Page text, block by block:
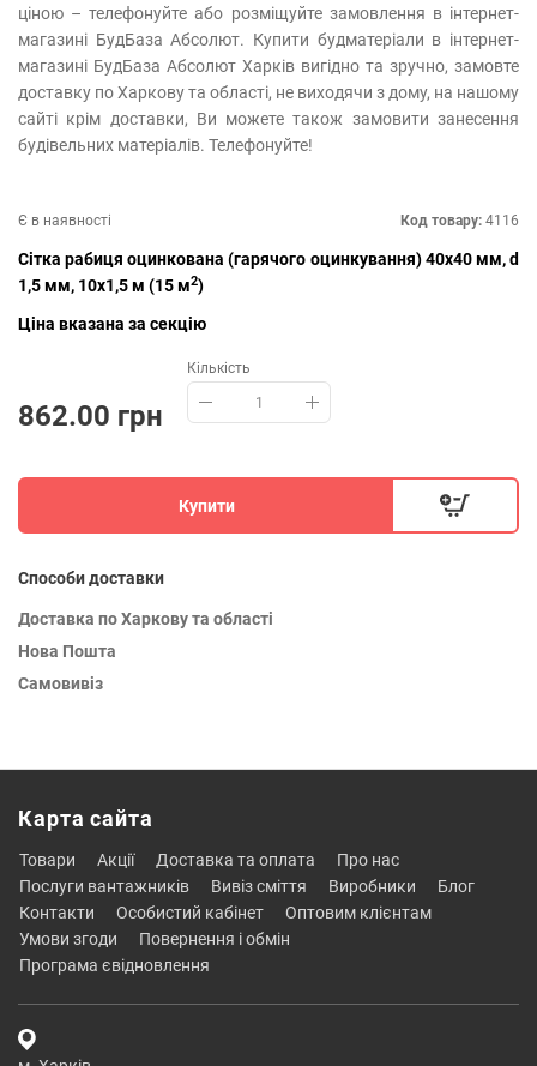
ціною – телефонуйте або розміщуйте замовлення в інтернет-
магазині БудБаза Абсолют. Купити будматеріали в інтернет-
магазині БудБаза Абсолют Харків вигідно та зручно, замовте
доставку по Харкову та області, не виходячи з дому, на нашому
сайті крім доставки, Ви можете також замовити занесення
будівельних матеріалів. Телефонуйте!
Є в наявності Код товару: 4116
Сітка рабиця оцинкована (гарячого оцинкування) 40х40 мм, d
1,5 мм, 10х1,5 м (15 м2)
Ціна вказана за секцію
862.00 грн
Кількість
Купити
Способи доставки
Доставка по Харкову та області
Нова Пошта
Самовивіз
Карта сайта
товари акції доставка та оплата
про нас
послуги вантажників
вивіз сміття виробники
блог
контакти
особистий кабінет
оптовим клієнтам
умови згоди
повернення і обмін
програма євідновлення